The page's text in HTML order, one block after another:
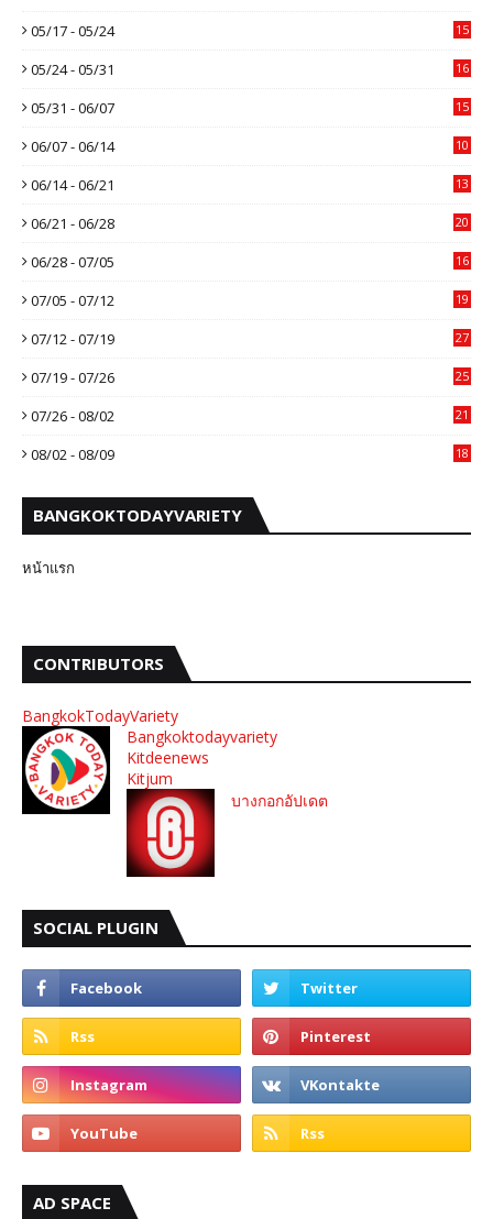
05/17 - 05/24
15
05/24 - 05/31 16
05/31 - 06/07 15
06/07 - 06/14 10
06/14 - 06/21 13
06/21 - 06/28 20
06/28 - 07/05 16
07/05 - 07/12 19
07/12 - 07/19 27
07/19 - 07/26 25
07/26 - 08/02 21
08/02 - 08/09 18
BANGKOKTODAYVARIETY
หน้าแรก
CONTRIBUTORS
BangkokTodayVariety
Bangkoktodayvariety
Kitdeenews
Kitjum
บางกอกอัปเดต
SOCIAL PLUGIN
AD SPACE